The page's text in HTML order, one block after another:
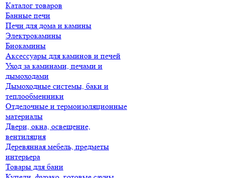
Каталог товаров
Банные печи
Печи для дома и камины
Электрокамины
Биокамины
Аксессуары для каминов и печей
Уход за каминами, печами и
дымоходами
Дымоходные системы, баки и
теплообменники
Отделочные и термоизоляционные
материалы
Двери, окна, освещение,
вентиляция
Деревянная мебель, предметы
интерьера
Товары для бани